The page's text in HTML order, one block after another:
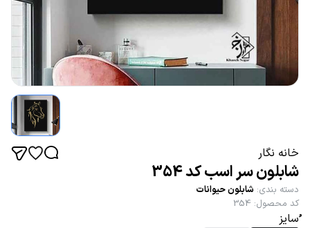
خانه نگار
شابلون سر اسب کد 354
دسته بندی: شابلون حیوانات
کد محصول:
354
ُسایز